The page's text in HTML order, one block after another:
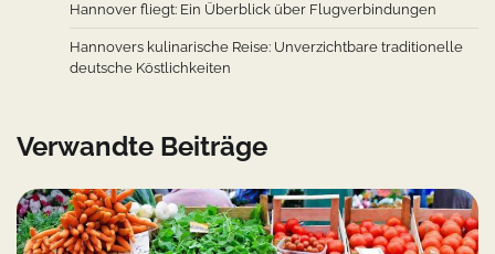
Hannover fliegt: Ein Überblick über Flugverbindungen
Hannovers kulinarische Reise: Unverzichtbare traditionelle
deutsche Köstlichkeiten
Verwandte Beiträge